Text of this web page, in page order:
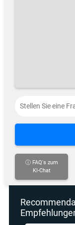
ⓘ FAQ's zum
KI-Chat